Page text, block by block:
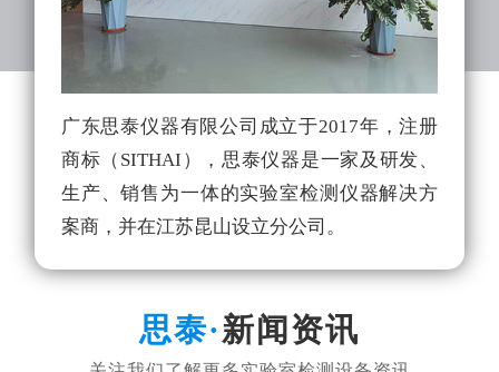
广东思泰仪器有限公司成立于2017年，注册
商标（SITHAI），思泰仪器是一家及研发、
生产、销售为一体的实验室检测仪器解决方
案商，并在江苏昆山设立分公司。
新闻资讯